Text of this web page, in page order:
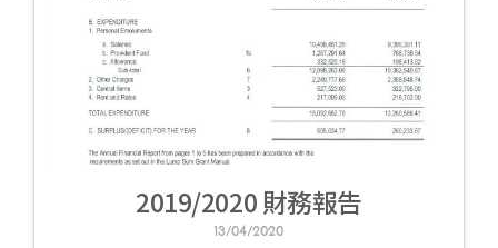
2019/2020 財務報告
13/04/2020